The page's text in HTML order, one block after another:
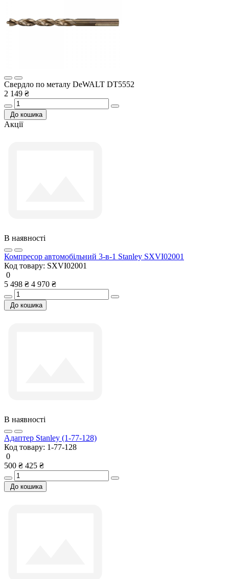
Свердло по металу DeWALT DT5552
2 149 ₴
До кошика
Акції
В наявності
Компресор автомобільний 3-в-1 Stanley SXVI02001
Код товару: SXVI02001
0
5 498 ₴ 4 970 ₴
До кошика
В наявності
Адаптер Stanley (1-77-128)
Код товару: 1-77-128
0
500 ₴ 425 ₴
До кошика